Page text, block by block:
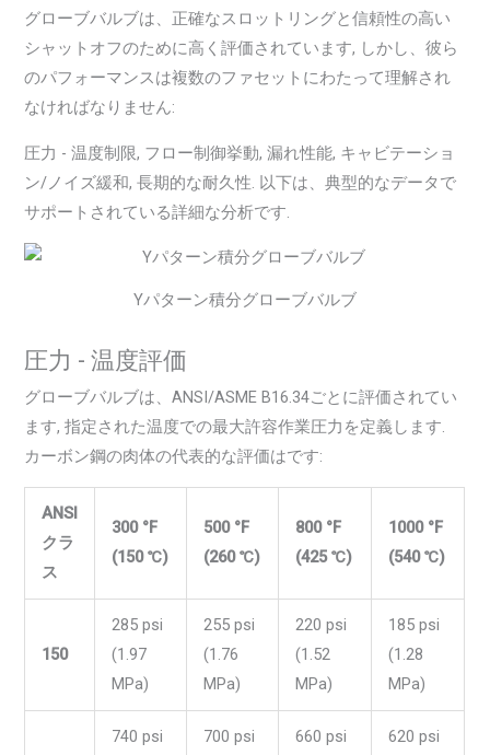
グローブバルブは、正確なスロットリングと信頼性の高い
シャットオフのために高く評価されています, しかし、彼ら
のパフォーマンスは複数のファセットにわたって理解され
なければなりません:
圧力 - 温度制限, フロー制御挙動, 漏れ性能, キャビテーショ
ン/ノイズ緩和, 長期的な耐久性. 以下は、典型的なデータで
サポートされている詳細な分析です.
Yパターン積分グローブバルブ
圧力 - 温度評価
グローブバルブは、ANSI/ASME B16.34ごとに評価されてい
ます, 指定された温度での最大許容作業圧力を定義します.
カーボン鋼の肉体の代表的な評価はです:
ANSI
クラ
ス
300 °F
(150 ℃)
500 °F
(260 ℃)
800 °F
(425 ℃)
1000 °F
(540 ℃)
150
285 psi
(1.97
MPa)
255 psi
(1.76
MPa)
220 psi
(1.52
MPa)
185 psi
(1.28
MPa)
740 psi
700 psi
660 psi
620 psi